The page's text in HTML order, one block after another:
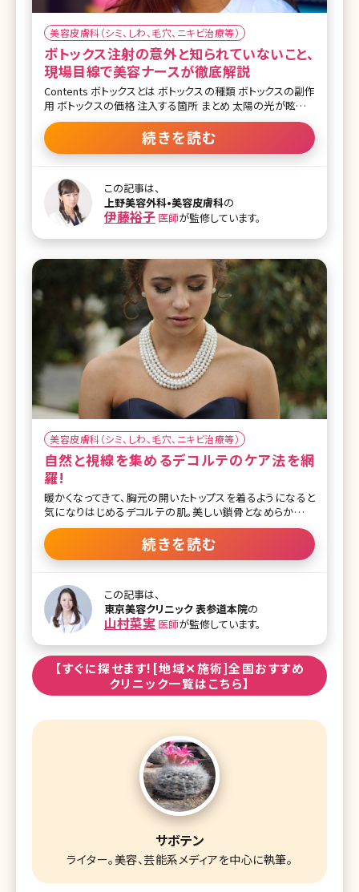
美容皮膚科（シミ、しわ、毛穴、ニキビ治療等）
ボトックス注射の意外と知られていないこと、
現場目線で美容ナースが徹底解説
Contents ボトックスとは ボトックスの種類 ボトックスの副作
用 ボトックスの価格 注入する箇所 まとめ 太陽の光が眩しか
ったり、体をどこかにぶつけて痛みがある時に出てくる眉間の
シワは年代問わず起こり得ます。ただ、そのシワは年齢を重ね
れば重ねるほどに残ってしまうのです。咄嗟の時だけでなく、
しまいます。 子どもにおばあちゃんの絵を描いてと言うと、シ
ミではなくシワを描くことが多いことからもパッとみて年齢を
感じてしまう部分だということがお分かりいただけるかと思い
ます。ある調査で自分と友人の顔で、気になるポイントを考え
た結果では1位はどちらもたるみなのですが、自分で気になる
のです。※1 著者の勤務するクリニックではシミを気にして来
続きを読む
この記事は、
上野美容外科•美容皮膚科の
伊藤裕子 医師が監修しています。
美容皮膚科（シミ、しわ、毛穴、ニキビ治療等）
自然と視線を集めるデコルテのケア法を網
羅!
暖かくなってきて、胸元の開いたトップスを着るようになると
気になりはじめるデコルテの肌。美しい鎖骨となめらかな白
い肌は女性らしさの象徴でもあり、意外と男性の目がいくポイ
ントでもあります。ここで本格的な夏が始まる前にデコルテの
ケア方法について考えてみましょう。 【監修医師からのワンポ
いない方が多くいらっしゃいます。お顔とデコルテのトーンや質
感が異なるとお顔が綺麗でもアンバランスでせっかくお手入
れしたお肌が台無しになってしまいます。お顔とともにデコル
テも同時にケアすることがお勧めです。 目次 1.デコルテのケ
アをするべき理由 1-1.デコルテってどのパーツ? 1-2.デコルテ
をきれいにしておくメリット 2.デコルテのケアにおすすめの方
法 2-1.「デコルテまでが顔!」まずはデコルテの紫外線対策&ス
続きを読む
この記事は、
東京美容クリニック 表参道本院の
山村菜実 医師が監修しています。
【すぐに探せます![地域✕施術]全国おすすめ
クリニック一覧はこちら】
サボテン
ライター。美容、芸能系メディアを中心に執筆。